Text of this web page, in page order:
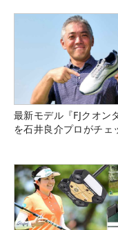
最新モデル『FJクオン
を石井良介プロがチェ